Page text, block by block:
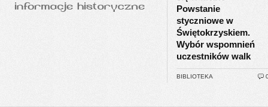
Powstanie
styczniowe w
Świętokrzyskiem.
Wybór wspomnień
uczestników walk
BIBLIOTEKA